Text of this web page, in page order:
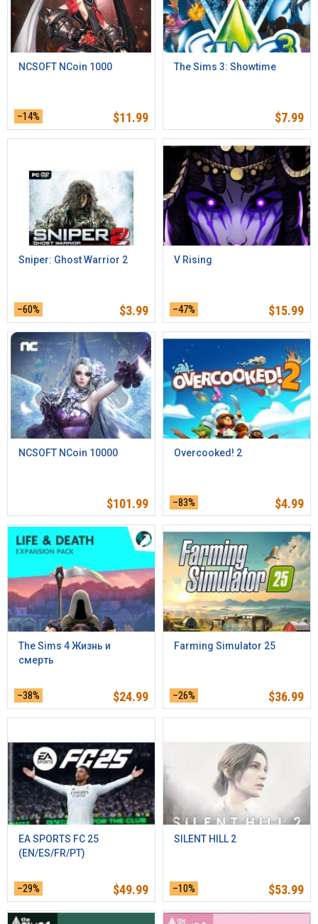
NCSOFT NCoin 1000
–14% $11.99
The Sims 3: Showtime
$7.99
Sniper: Ghost Warrior 2
–60% $3.99
V Rising
–47% $15.99
NCSOFT NCoin 10000
$101.99
Overcooked! 2
–83% $4.99
The Sims 4 Жизнь и
смерть
–38% $24.99
Farming Simulator 25
–26% $36.99
EA SPORTS FC 25
(EN/ES/FR/PT)
–29% $49.99
SILENT HILL 2
–10% $53.99